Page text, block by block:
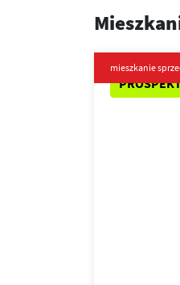
mieszkanie